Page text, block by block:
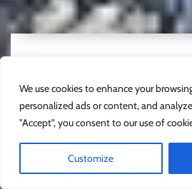
We use cookies to enhance your
personalized ads or content, and
"Accept", you consent to our use of
Customize
Marc Dean